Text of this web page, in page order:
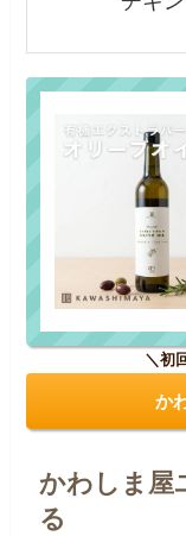
＼初
か
かわしま屋
る